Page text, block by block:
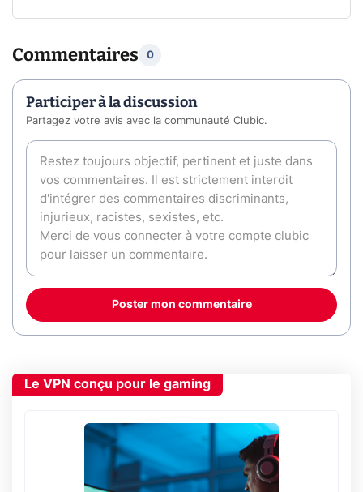
Commentaires 0
Participer à la discussion
Partagez votre avis avec la communauté Clubic.
Poster mon commentaire
Le VPN conçu pour le gaming